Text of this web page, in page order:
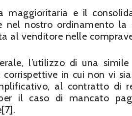
maggioritaria e il
nel nostro ordinamento
al venditore nelle
l’utilizzo di una
corrispettive in cui non vi
al contratto di
il caso di mancato